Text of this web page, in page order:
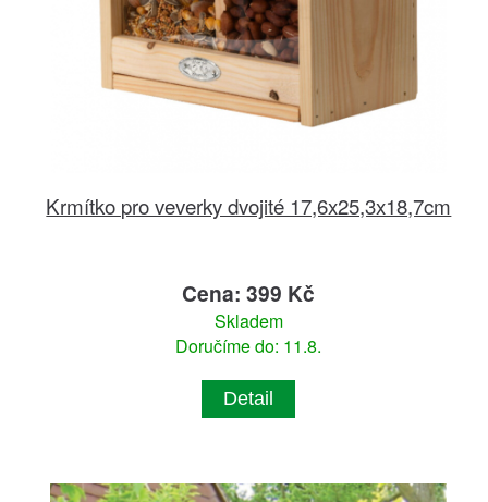
Krmítko pro veverky dvojité 17,6x25,3x18,7cm
Cena: 399 Kč
Skladem
Doručíme do: 11.8.
Detail